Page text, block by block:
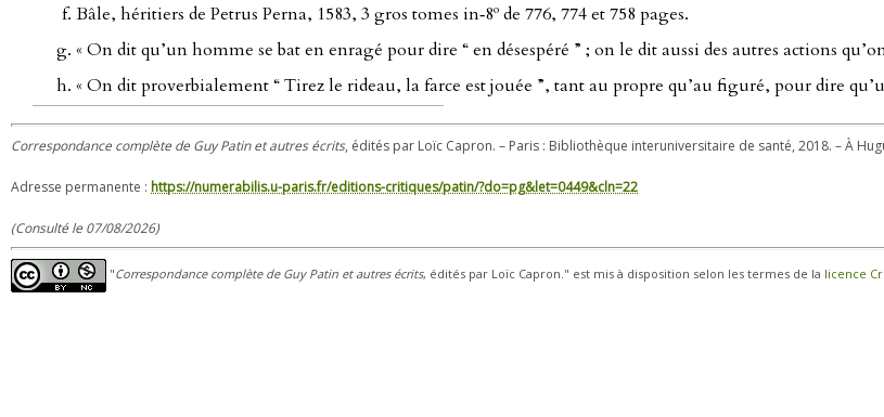
Bâle, héritiers de Petrus Perna, 1583, 3 gros tomes in‑8o de 776, 774 et 758 pages.
« On dit qu’un homme se bat en enragé pour dire “ en désespéré ” ; on le dit aussi des autres actions
« On dit proverbialement “ Tirez le rideau, la farce est jouée ”, tant au propre qu’au figuré, pour dire
Correspondance complète de Guy Patin et autres écrits, édités par Loïc Capron. – Paris : Bibliothèque interuniversitaire de santé, 2018. – À
Adresse permanente : https://numerabilis.u-paris.fr/editions-critiques/patin/?do=pg&let=0449&cln=22
(Consulté le 07/08/2026)
"Correspondance complète de Guy Patin et autres écrits, édités par Loïc Capron." est mis à disposition selon les termes de la licence